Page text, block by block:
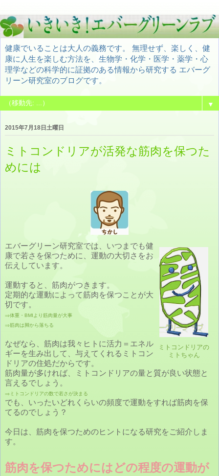
健康でいることは大人の義務です。 無理せず、楽しく、健
康に人生を楽しむ方法を、生物学・化学・医学・薬学・心
理学などの科学的に証拠のある情報から研究する エバーグ
リーン研究室のブログです。
▼
2015年7月18日土曜日
ミトコンドリアが活発な筋肉を保つた
めには
ミトコンドリアの
ミトちゃん
エバーグリーン研究室では、いつまでも健
康で若さを保つために、運動の大切さをお
伝えしています。
運動すると、筋肉がつきます。
定期的な運動によって筋肉を保つことが大
切です。
⇒体重・BMIより筋肉量が大事
⇒筋肉は脚から落ちる
なぜなら、筋肉は我々ヒトに活力＝エネル
ギーを生み出して、与えてくれるミトコン
ドリアの住処だからです。
筋肉量が多ければ、ミトコンドリアの量と質が良い状態と
言えるでしょう。
⇒ミトコンドリアの数で若さが決まる
でも、いったいどれくらいの頻度で運動をすれば筋肉を保
てるのでしょう？
今日は、筋肉を保つためのヒントになる研究をご紹介しま
す。
筋肉を保つためにはどの程度の運動が